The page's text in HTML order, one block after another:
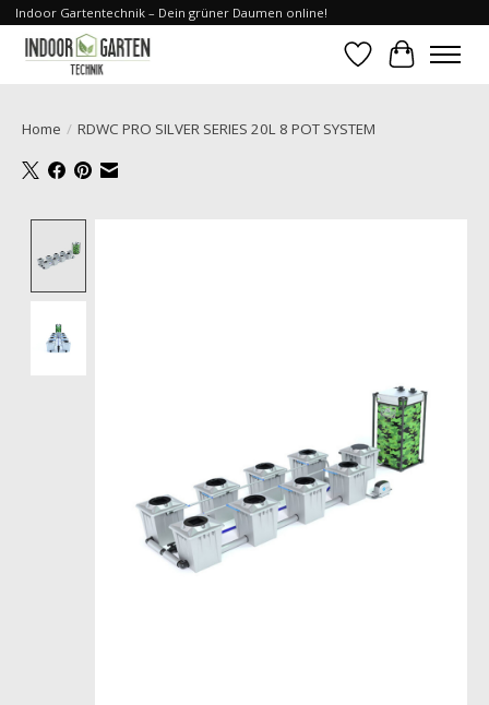
Indoor Gartentechnik – Dein grüner Daumen online!
Verlanglijst
Home / RDWC PRO SILVER SERIES 20L 8 POT SYSTEM